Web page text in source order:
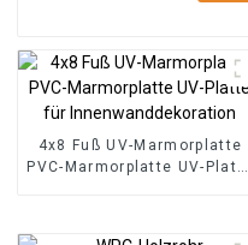
4x8 Fuß UV-Marmorplatte
PVC-Marmorplatte UV-Platte